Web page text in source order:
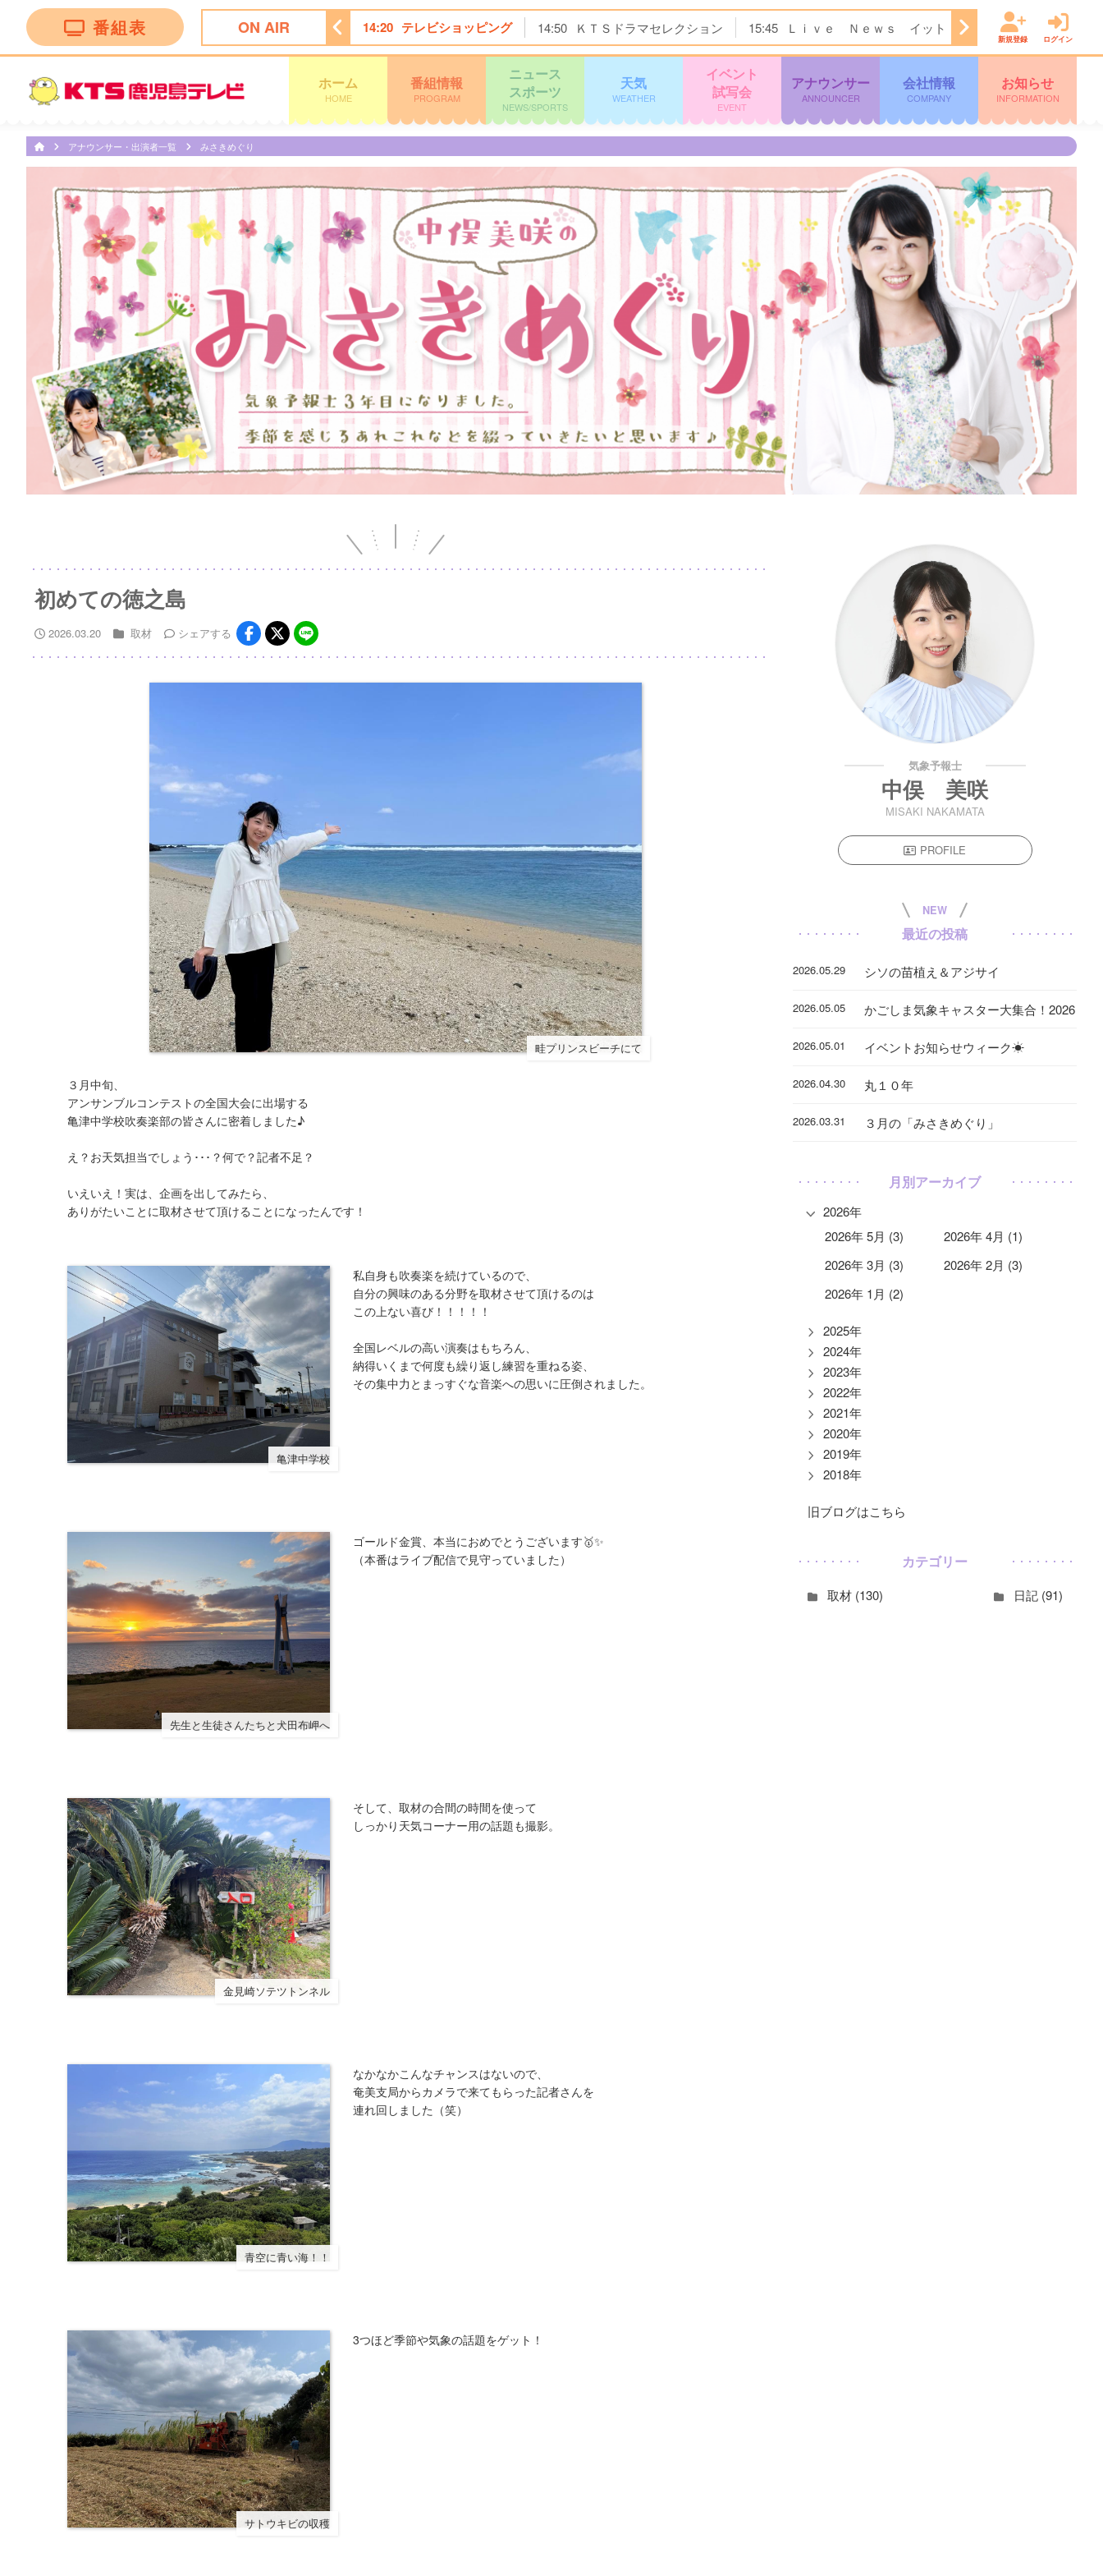
番組表 ON AIR
ｙｓ 11:47 ぽかぽか テレビショッピング 14:20 テレビショッピング 14:50 ＫＴＳドラマセレクション 15:45 Ｌｉｖｅ Ｎｅｗｓ イット！第１部 18:09 ＫＴＳ
新規登録 ログイン
ホーム
HOME
番組情報
PROGRAM
ニュース
スポーツ
NEWS/SPORTS
天気
WEATHER
イベント
試写会
EVENT
アナウンサー
ANNOUNCER
会社情報
COMPANY
お知らせ
INFORMATION
アナウンサー・出演者一覧 みさきめぐり
初めての徳之島
2026.03.20 取材 シェアする
畦プリンスビーチにて
３月中旬、
アンサンブルコンテストの全国大会に出場する
亀津中学校吹奏楽部の皆さんに密着しました♪
え？お天気担当でしょう･･･？何で？記者不足？
いえいえ！実は、企画を出してみたら、
ありがたいことに取材させて頂けることになったんです！
亀津中学校
私自身も吹奏楽を続けているので、
自分の興味のある分野を取材させて頂けるのは
この上ない喜び！！！！！
全国レベルの高い演奏はもちろん、
納得いくまで何度も繰り返し練習を重ねる姿、
その集中力とまっすぐな音楽への思いに圧倒されました。
先生と生徒さんたちと犬田布岬へ
ゴールド金賞、本当におめでとうございます🥇✨
（本番はライブ配信で見守っていました）
金見崎ソテツトンネル
そして、取材の合間の時間を使って
しっかり天気コーナー用の話題も撮影。
青空に青い海！！
なかなかこんなチャンスはないので、
奄美支局からカメラで来てもらった記者さんを
連れ回しました（笑）
サトウキビの収穫
3つほど季節や気象の話題をゲット！
気象予報士
中俣 美咲
MISAKI NAKAMATA
PROFILE
NEW
最近の投稿
2026.05.29 シソの苗植え＆アジサイ
2026.05.05 かごしま気象キャスター大集合！2026
2026.05.01 イベントお知らせウィーク☀
2026.04.30 丸１０年
2026.03.31 ３月の「みさきめぐり」
月別アーカイブ
2026年
2026年 5月 (3)
2026年 4月 (1)
2026年 3月 (3)
2026年 2月 (3)
2026年 1月 (2)
2025年
2024年
2023年
2022年
2021年
2020年
2019年
2018年
旧ブログはこちら
カテゴリー
取材 (130) 日記 (91)